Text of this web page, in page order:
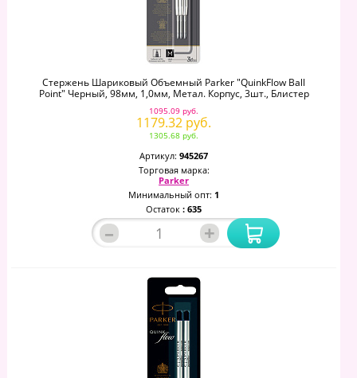
Стержень Шариковый Объемный Parker "QuinkFlow Ball
Point" Черный, 98мм, 1,0мм, Метал. Корпус, 3шт., Блистер
1095.09 руб.
1179.32 руб.
1305.68 руб.
Артикул: 945267
Торговая марка:
Parker
Минимальный опт: 1
Остаток : 635
– +